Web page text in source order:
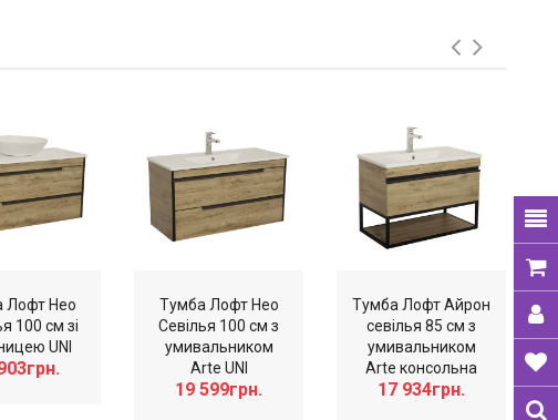
Лофт Нео
100 см зі
UNI
Тумба Лофт Нео
Севілья 100 см з
умивальником
Arte UNI
19 599грн.
Тумба Лофт Айрон
севілья 85 см з
умивальником
Arte консольна
17 934грн.